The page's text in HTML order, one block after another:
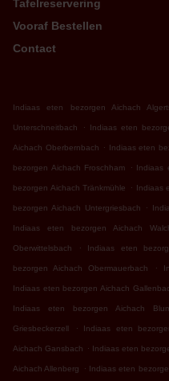
Tafelreservering
Vooraf Bestellen
Contact
Indiaas eten bezorgen Aichach
Unterschneitbach . Indiaas eten
Aichach Oberbernbach . Indiaas eten
bezorgen Aichach Froschham . Indiaas
bezorgen Aichach Tränkmühle . Indiaas
bezorgen Aichach Untergriesbach .
Indiaas eten bezorgen Aichach
Oberwittelsbach . Indiaas eten
bezorgen Aichach Obermauerbach .
Indiaas eten bezorgen Aichach
Indiaas eten bezorgen Aichach
Griesbeckerzell . Indiaas eten
Aichach Gansbach . Indiaas eten
Aichach Allenberg . Indiaas eten